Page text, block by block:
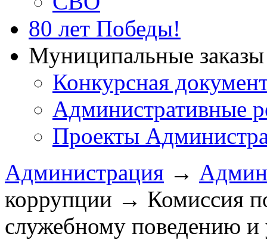
80 лет Победы!
Муниципальные
Конкурсная
Административные
Проекты
Администрация →
коррупции → Комиссия
служебному поведению и